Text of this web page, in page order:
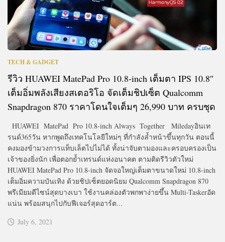
TECH & GADGET
รีวิว HUAWEI MatePad Pro 10.8-inch เต็มตา IPS 10.8″
เต็มอิ่มพลังเสียงสเตอริโอ จัดเต็มชิปเซ็ต Qualcomm
Snapdragon 870 ราคาโดนใจเต็มๆ 26,990 บาท ครบชุด
HUAWEI MatePad Pro 10.8-inch Always Together Miledayอินเท
รนด์365วัน หากพูดถึงเทคโนโลยีใหม่ๆ ที่กำลังล้ำหน้าขึ้นทุกวัน ตอนนี้
คงมองข้ามวงการแท็บเล็ตไปไม่ได้ ทั้งน่าจับตามองและครอบครองเป็น
เจ้าของยิ่งนัก เพื่อตอกย้ำเทรนด์แห่งอนาคต ตามติดรีวิวตัวใหม่
HUAWEI MatePad Pro 10.8-inch จัดจอใหญ่เต็มตาขนาดใหม่ 10.8-inch
เต็มอิ่มความบันเทิง ด้วยชิปเซ็ตยอดนิยม Qualcomm Snapdragon 870
พรีเมียมดีไซน์สุดบางเบา ใช้งานคล่องตัวพกพาง่ายขึ้น Multi-Taskerอัด
แน่น พร้อมสนุกไปกับฟีเจอร์สุดอาร์ต...
July 6, 2021